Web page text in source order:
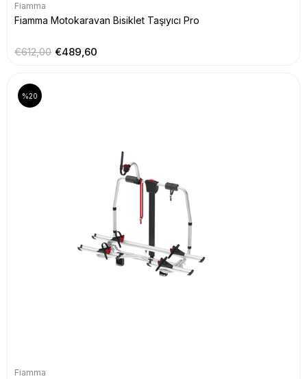
Fiamma
Fiamma Motokaravan Bisiklet Taşıyıcı Pro
€489,60
€612,00
Fiamma
%20